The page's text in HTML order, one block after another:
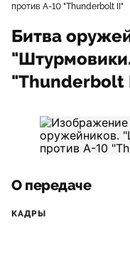
против A-10 "Thunderbolt II"
Битва
"Thunderbolt
О передаче
КАДРЫ